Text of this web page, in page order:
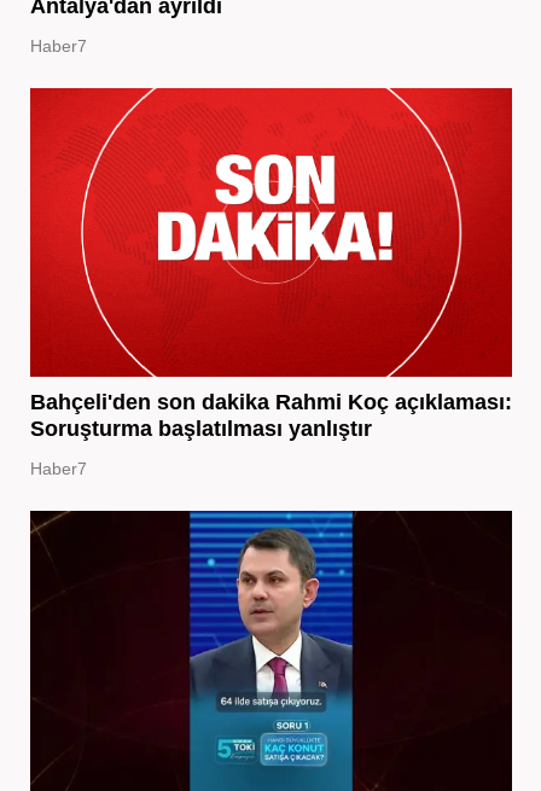
Antalya'dan ayrıldı
Haber7
Bahçeli'den son dakika Rahmi Koç açıklaması:
Soruşturma başlatılması yanlıştır
Haber7